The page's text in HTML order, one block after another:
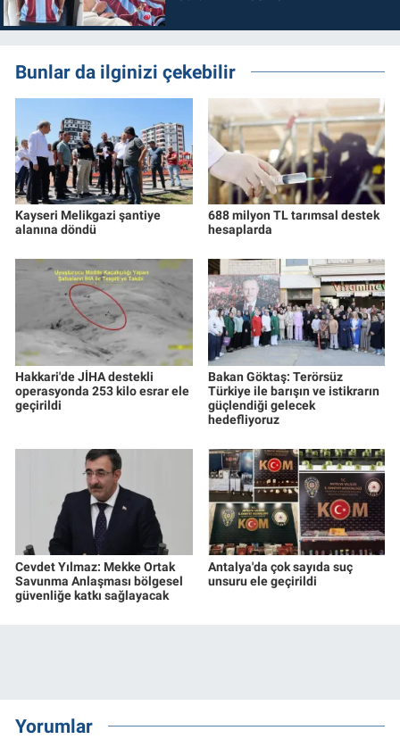
Bunlar da ilginizi çekebilir
Kayseri Melikgazi şantiye
alanına döndü
688 milyon TL tarımsal destek
hesaplarda
Hakkari'de JİHA destekli
operasyonda 253 kilo esrar ele
geçirildi
Bakan Göktaş: Terörsüz
Türkiye ile barışın ve istikrarın
güçlendiği gelecek
hedefliyoruz
Cevdet Yılmaz: Mekke Ortak
Savunma Anlaşması bölgesel
güvenliğe katkı sağlayacak
Antalya'da çok sayıda suç
unsuru ele geçirildi
Yorumlar